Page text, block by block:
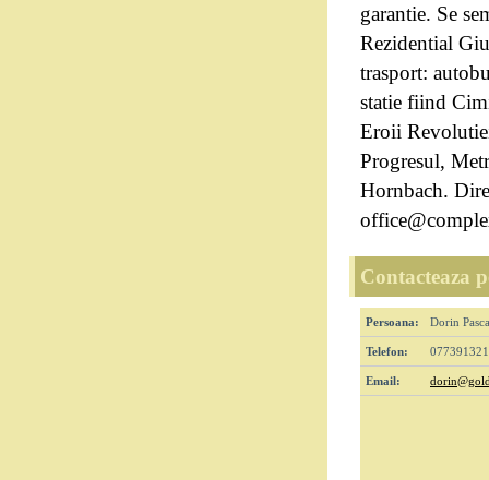
garantie. Se
Rezidential
trasport:
statie fiind
Eroii
Progresul,
Hornbach.
Contacteaza
Persoana: Dorin Pasca
Telefon:
Email: